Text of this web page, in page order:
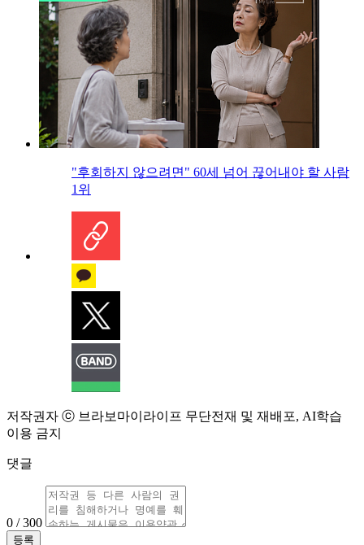
"후회하지 않으려면" 60세 넘어 끊어내야 할 사람
1위
저작권자 ⓒ 브라보마이라이프 무단전재 및 재배포, AI학습
이용 금지
댓글
0 / 300